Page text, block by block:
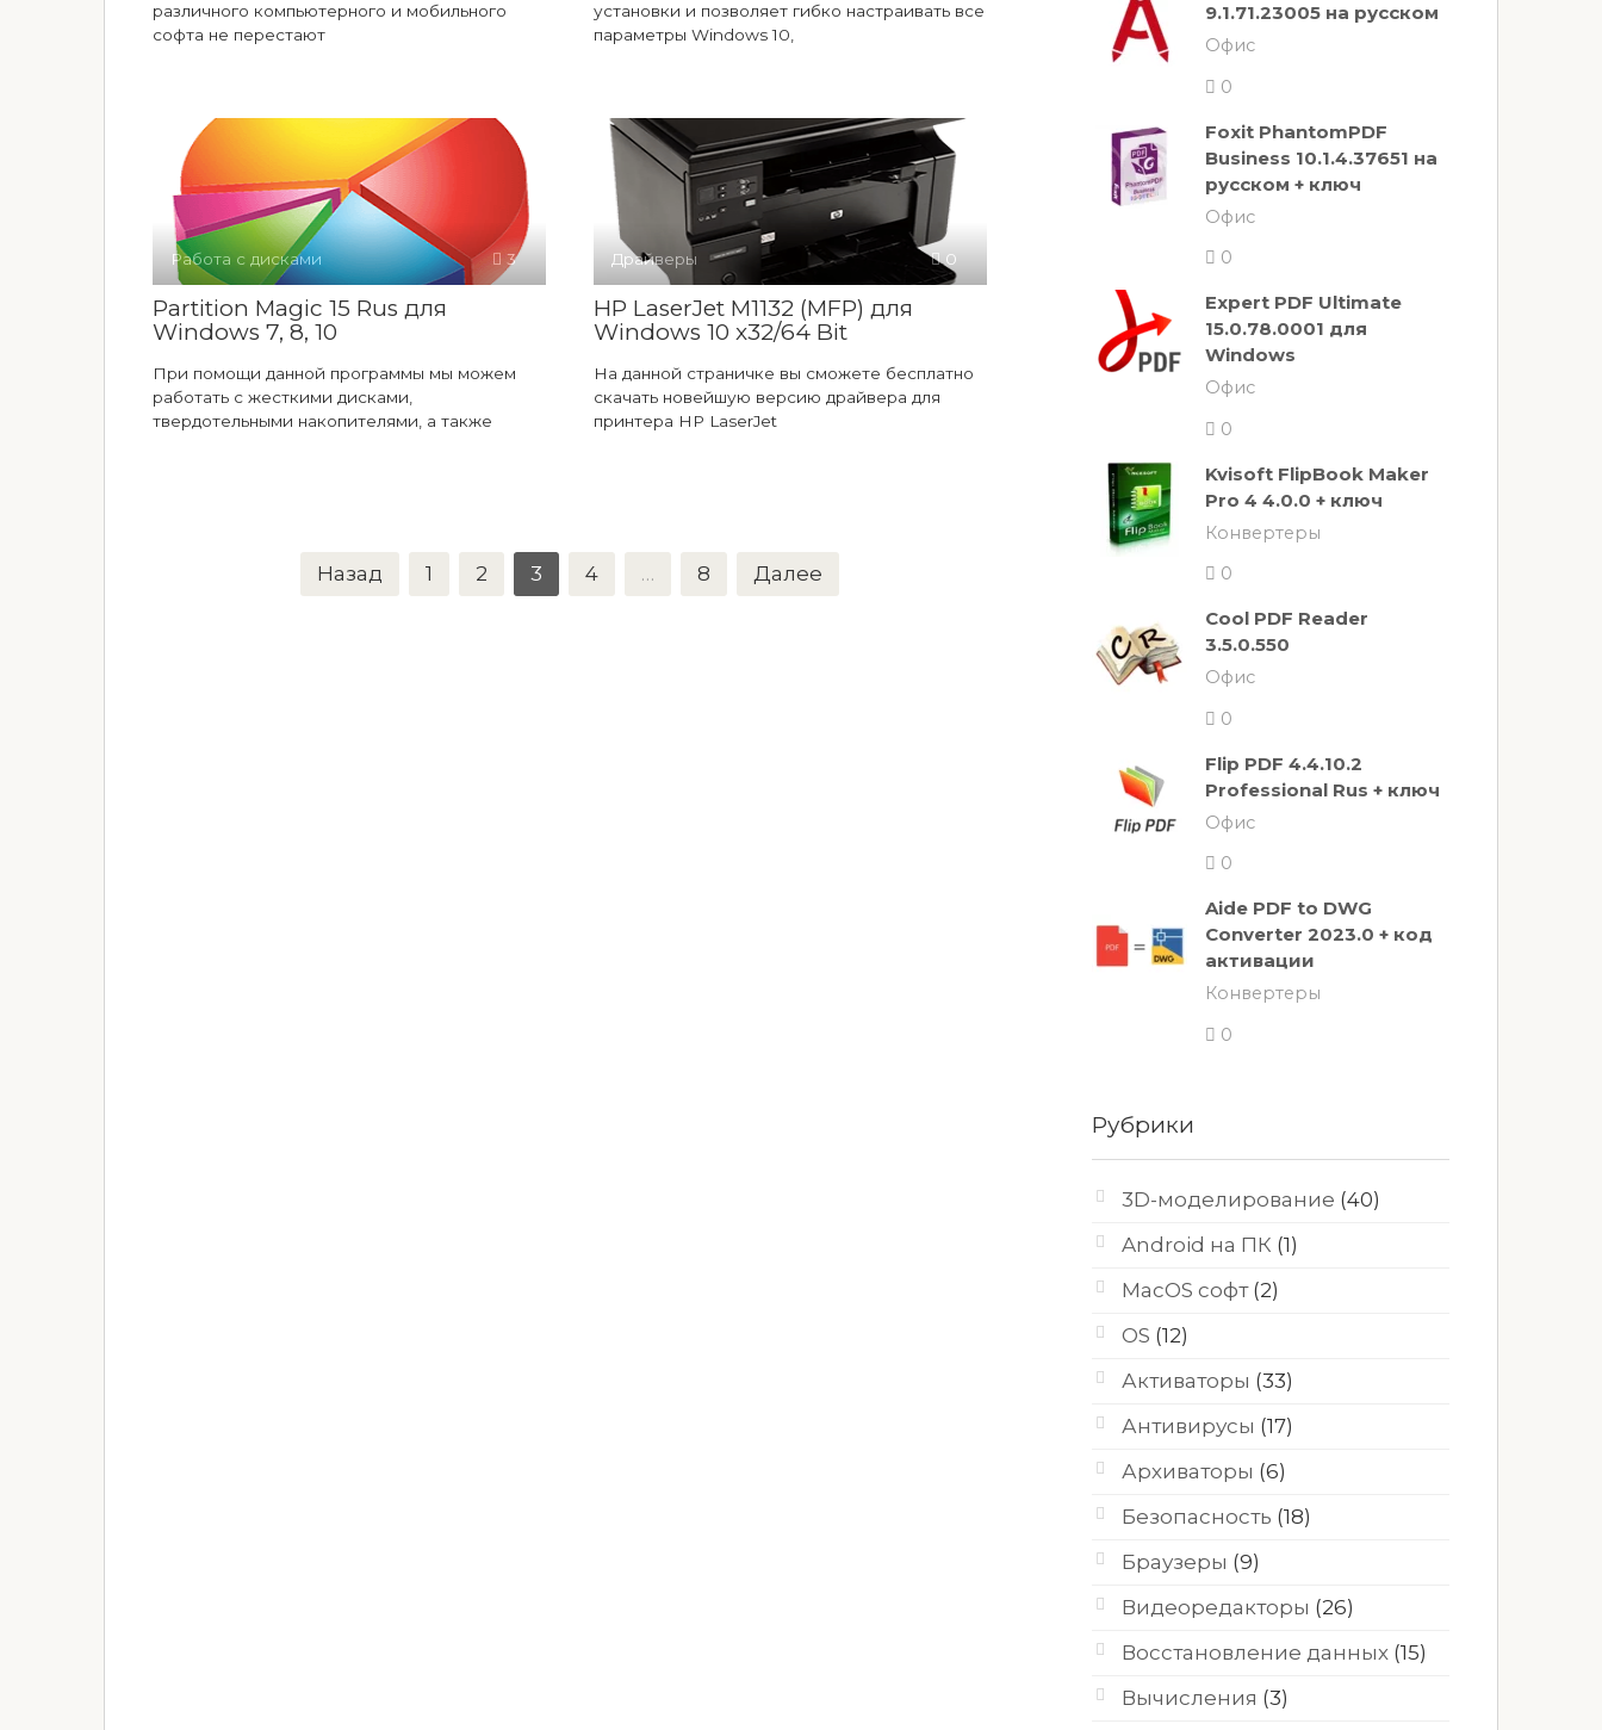
различного компьютерного и мобильного
софта не перестают
установки и позволяет гибко настраивать все
параметры Windows 10,
Работа с дисками 3
Partition Magic 15 Rus для
Windows 7, 8, 10
При помощи данной программы мы можем
работать с жесткими дисками,
твердотельными накопителями, а также
Драйверы 0
HP LaserJet M1132 (MFP) для
Windows 10 x32/64 Bit
На данной страничке вы сможете бесплатно
скачать новейшую версию драйвера для
принтера HP LaserJet
Назад 1 2 3 4 … 8 Далее
9.1.71.23005 на русском
Офис
0
Foxit PhantomPDF
Business 10.1.4.37651 на
русском + ключ
Офис
0
Expert PDF Ultimate
15.0.78.0001 для
Windows
Офис
0
Kvisoft FlipBook Maker
Pro 4 4.0.0 + ключ
Конвертеры
0
Cool PDF Reader
3.5.0.550
Офис
0
Flip PDF 4.4.10.2
Professional Rus + ключ
Офис
0
Aide PDF to DWG
Converter 2023.0 + код
активации
Конвертеры
0
Рубрики
3D-моделирование (40)
Android на ПК (1)
MacOS софт(2)
OS (12)
Активаторы (33)
Антивирусы (17)
Архиваторы (6)
Безопасность (18)
Браузеры (9)
Видеоредакторы (26)
Восстановление данных (15)
Вычисления (3)